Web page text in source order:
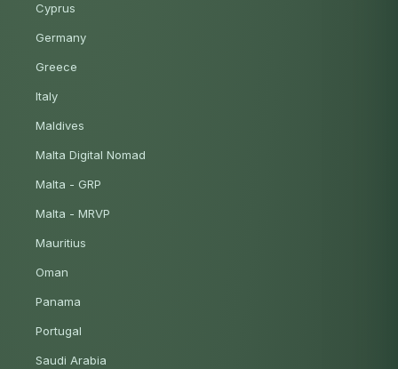
Cyprus
Germany
Greece
Italy
Maldives
Malta Digital Nomad
Malta - GRP
Malta - MRVP
Mauritius
Oman
Panama
Portugal
Saudi Arabia